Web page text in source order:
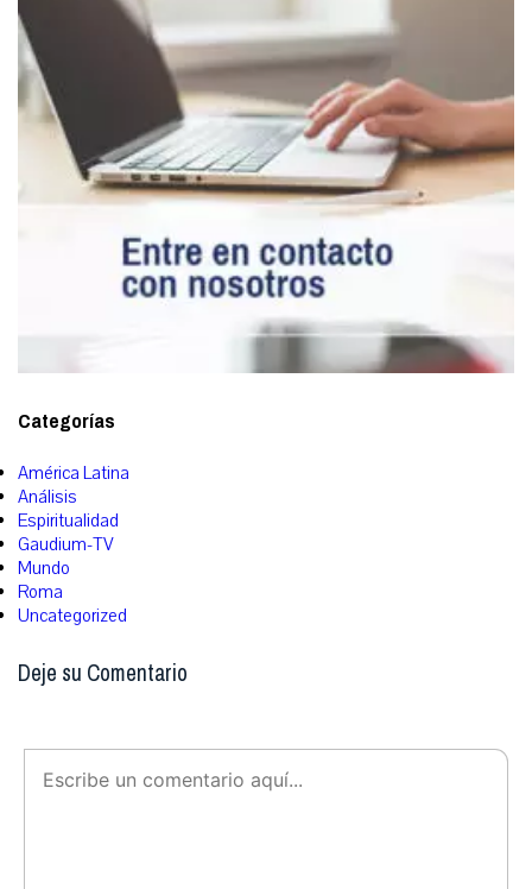
Categorías
América Latina
Análisis
Espiritualidad
Gaudium-TV
Mundo
Roma
Uncategorized
Deje su Comentario